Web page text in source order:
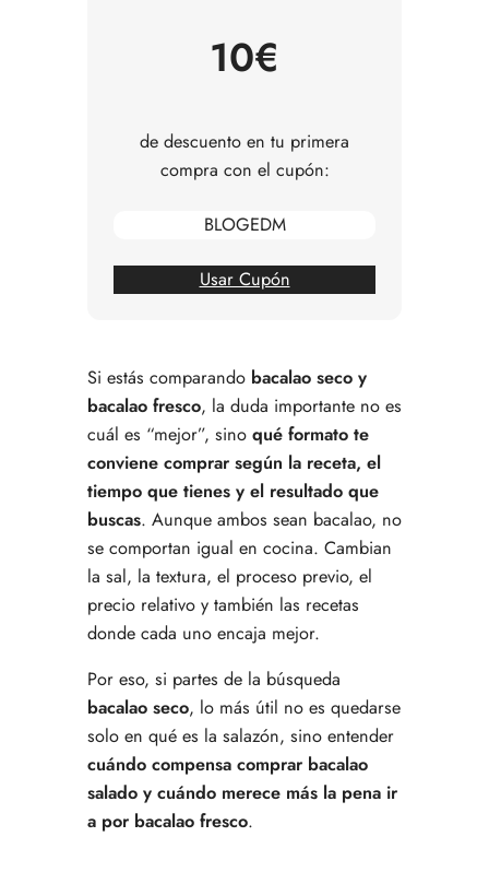
Qué es el desalado y por qué no conviene
cocción
En qué recetas encaja mejor el bacalao seco
En qué recetas encaja mejor el bacalao fresco
Errores habituales al comprar bacalao
Guía rápida de compra según la ocasión
Preguntas frecuentes sobre bacalao seco y
10€
de descuento en tu primera
compra con el cupón:
BLOGEDM
Usar Cupón
Si estás comparando bacalao seco y
bacalao fresco, la duda importante no es
cuál es “mejor”, sino qué formato te
conviene comprar según la receta, el
tiempo que tienes y el resultado que
buscas. Aunque ambos sean bacalao, no
se comportan igual en cocina. Cambian
la sal, la textura, el proceso previo, el
precio relativo y también las recetas
donde cada uno encaja mejor.
Por eso, si partes de la búsqueda
bacalao seco, lo más útil no es quedarse
solo en qué es la salazón, sino entender
cuándo compensa comprar bacalao
salado y cuándo merece más la pena ir
a por bacalao fresco.